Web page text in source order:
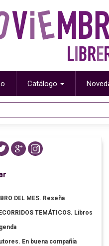
Catálogo
DEL MES. Reseña
TEMÁTICOS. Libros
En buena compañía